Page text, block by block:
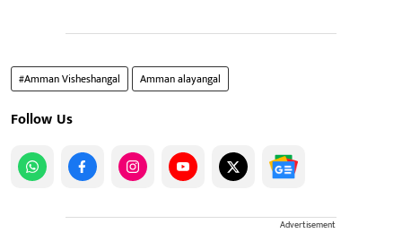
#Amman Visheshangal Amman alayangal
Follow Us
Advertisement